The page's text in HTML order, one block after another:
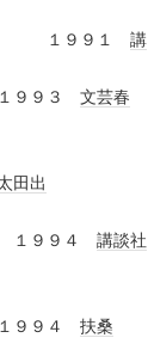
１ 講
９９３ 文芸春
田出
講談社
４ 扶桑